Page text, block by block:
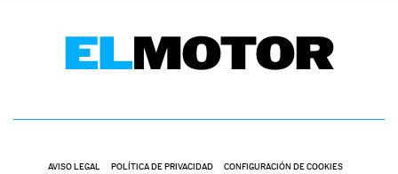
AVISO LEGAL POLÍTICA DE PRIVACIDAD CONFIGURACIÓN DE COOKIES